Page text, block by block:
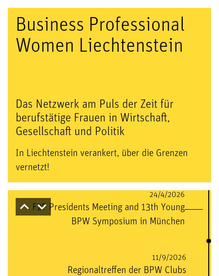
Business Professional
Women Liechtenstein
Das Netzwerk am Puls der Zeit für
berufstätige Frauen in Wirtschaft,
Gesellschaft und Politik
In Liechtenstein verankert, über die Grenzen
vernetzt!
18/3/2025
2.Mitgliederversammlung im Ruuf
Malta
Zum Event
BPW.LI besucht Wien
24/4/2026
F2F Presidents Meeting and 13th Young
BPW Symposium in München
11/9/2026
Regionaltreffen der BPW Clubs